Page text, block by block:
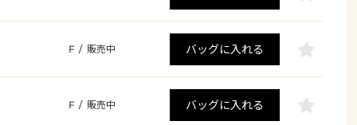
F / 販売中 バッグに入れる
F / 販売中 バッグに入れる